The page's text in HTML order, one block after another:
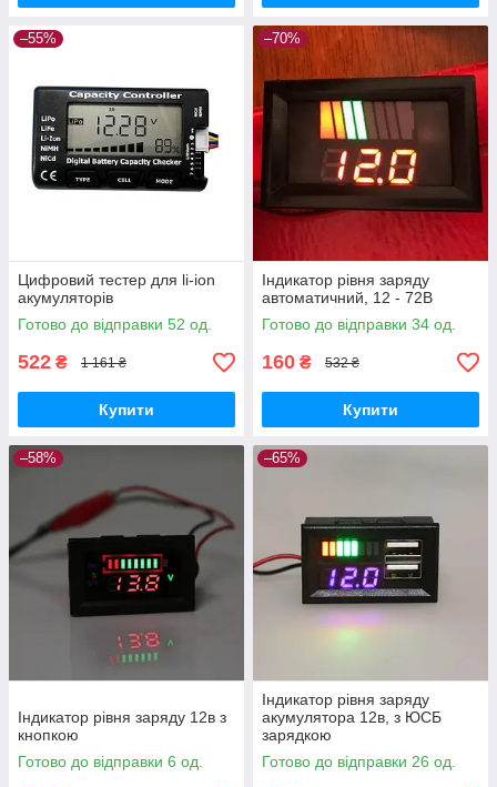
–55%
Цифровий тестер для li-ion
акумуляторів
Готово до відправки 52 од.
522 ₴ 1 161 ₴
Купити
–70%
Індикатор рівня заряду
автоматичний, 12 - 72В
Готово до відправки 34 од.
160 ₴ 532 ₴
Купити
–58%
Індикатор рівня заряду 12в з
кнопкою
Готово до відправки 6 од.
–65%
Індикатор рівня заряду
акумулятора 12в, з ЮСБ
зарядкою
Готово до відправки 26 од.